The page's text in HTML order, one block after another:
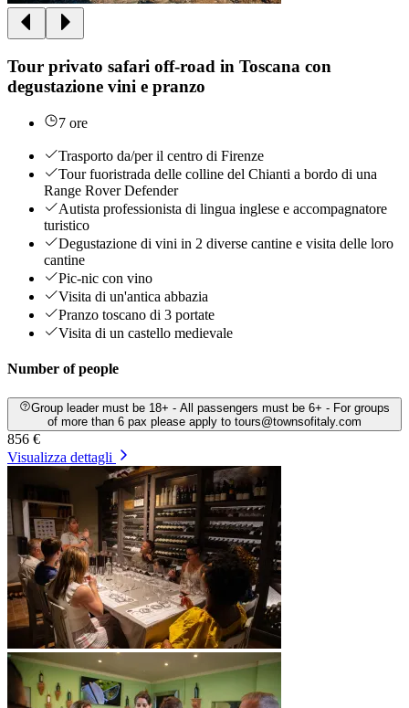
Tour privato safari off-road in Toscana con
degustazione vini e pranzo
7 ore
Trasporto da/per il centro di Firenze
Tour fuoristrada delle colline del Chianti a bordo di una
Range Rover Defender
Autista professionista di lingua inglese e accompagnatore
turistico
Degustazione di vini in 2 diverse cantine e visita delle loro
cantine
Pic-nic con vino
Visita di un'antica abbazia
Pranzo toscano di 3 portate
Visita di un castello medievale
Number of people
Group leader must be 18+ - All passengers must be 6+ - For groups
of more than 6 pax please apply to tours@townsofitaly.com
856 €
Visualizza dettagli